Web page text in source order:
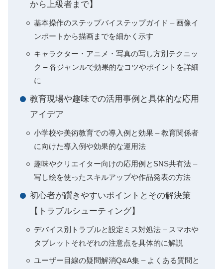
から上級者まで】
基本操作のステップバイステップガイド – 画像イ
ンポートから描画までを細かく示す
キャラクター・アニメ・写真の写し方別テクニッ
ク – 各ジャンルで効果的なコツやポイントを詳細
に
教育現場や趣味での活用事例と具体的な応用
アイデア
小学校や美術教育での導入例と効果 – 教育関係者
に向けた導入例や効果的な運用法
趣味やクリエイター向けの応用例とSNS共有法 –
写し絵を使ったスキルアップや作品発表の方法
初心者が躓きやすいポイントとその解決策
【トラブルシューティング】
デバイス別トラブルと設定ミス対処法 – スマホや
タブレットそれぞれの注意点を具体的に解説
ユーザー目線の疑問解消Q&A集 – よくある質問と